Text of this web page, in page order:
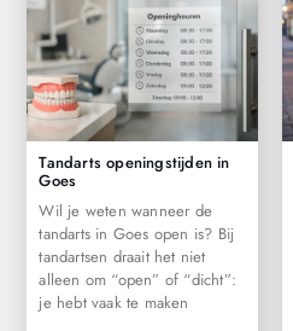
Tandarts openingstijden in
Goes
Wil je weten wanneer de
tandarts in Goes open is? Bij
tandartsen draait het niet
alleen om “open” of “dicht”:
je hebt vaak te maken